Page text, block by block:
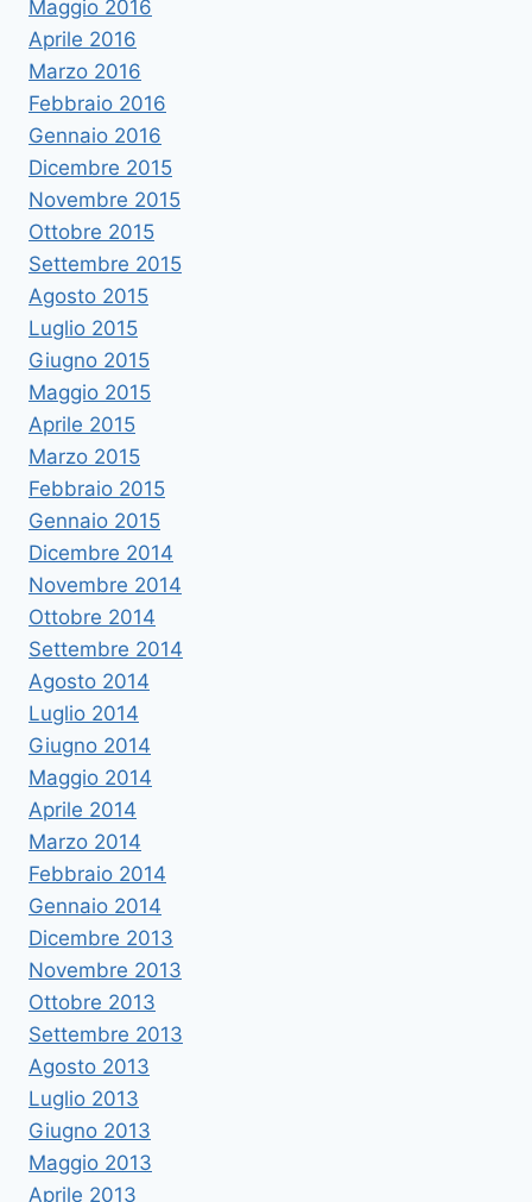
Maggio 2016
Aprile 2016
Marzo 2016
Febbraio 2016
Gennaio 2016
Dicembre 2015
Novembre 2015
Ottobre 2015
Settembre 2015
Agosto 2015
Luglio 2015
Giugno 2015
Maggio 2015
Aprile 2015
Marzo 2015
Febbraio 2015
Gennaio 2015
Dicembre 2014
Novembre 2014
Ottobre 2014
Settembre 2014
Agosto 2014
Luglio 2014
Giugno 2014
Maggio 2014
Aprile 2014
Marzo 2014
Febbraio 2014
Gennaio 2014
Dicembre 2013
Novembre 2013
Ottobre 2013
Settembre 2013
Agosto 2013
Luglio 2013
Giugno 2013
Maggio 2013
Aprile 2013